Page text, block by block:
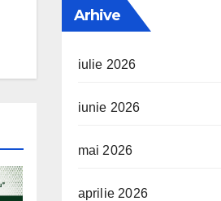
Arhive
iulie 2026
iunie 2026
mai 2026
aprilie 2026